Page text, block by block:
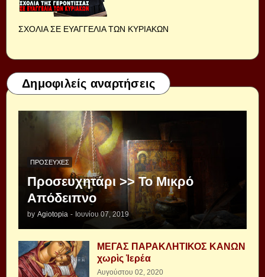
ΣΧΟΛΙΑ ΣΕ ΕΥΑΓΓΕΛΙΑ ΤΩΝ ΚΥΡΙΑΚΩΝ
Δημοφιλείς αναρτήσεις
ΠΡΟΣΕΥΧΈΣ
Προσευχητάρι >> Το Μικρό
Απόδειπνο
by Agiotopia - Ιουνίου 07, 2019
ΜΕΓΑΣ ΠΑΡΑΚΛΗΤΙΚΟΣ ΚΑΝΩΝ
χωρὶς Ἱερέα
Αυγούστου 02, 2020